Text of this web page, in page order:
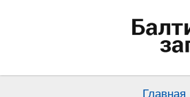
Главная